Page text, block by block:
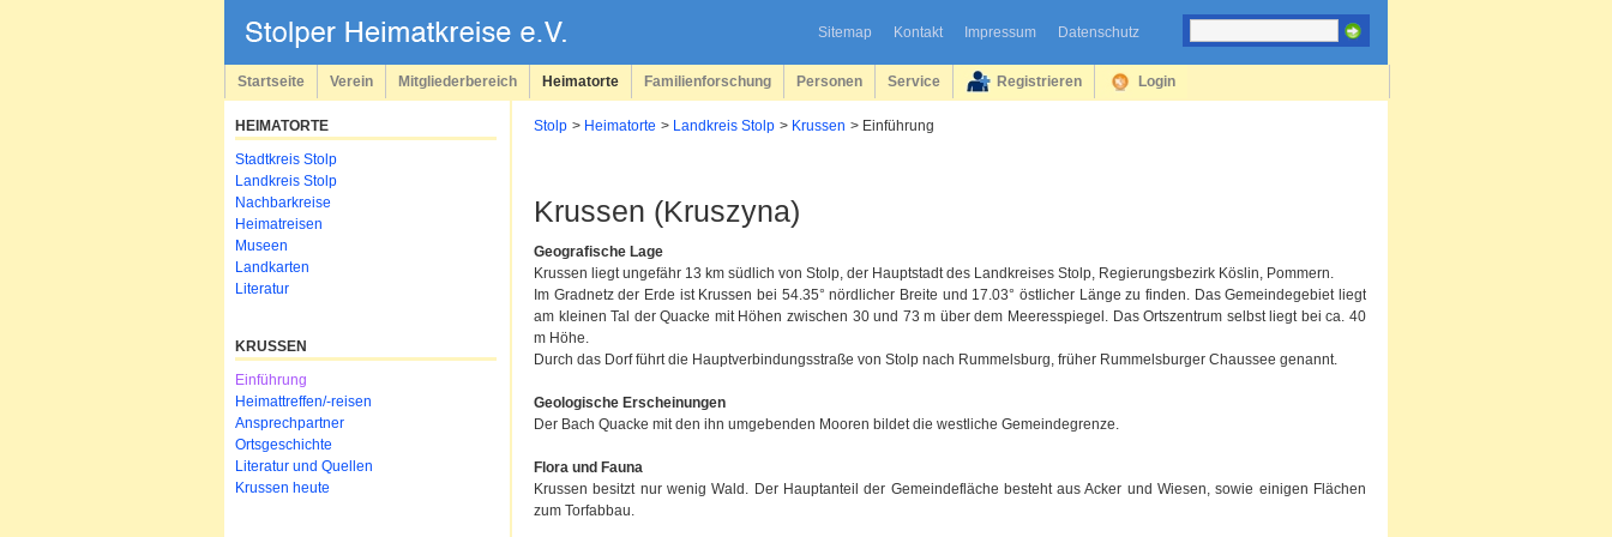
Sitemap Kontakt Impressum Datenschutz
überspringen
Startseite Verein Mitgliederbereich Heimatorte Familienforschung Personen Service Registrieren Login
Stolp Heimatorte Landkreis Stolp Krussen Einführung
Krussen (Kruszyna)
Geografische Lage
Krussen liegt ungefähr 13 km südlich von Stolp, der Hauptstadt des Landkreises Stolp, Regierungsbezirk Köslin, Pommern.
Im Gradnetz der Erde ist Krussen bei 54.35° nördlicher Breite und 17.03° östlicher Länge zu finden. Das Gemeindegebiet liegt
am kleinen Tal der Quacke mit Höhen zwischen 30 und 73 m über dem Meeresspiegel. Das Ortszentrum selbst liegt bei ca. 40
m Höhe.
Durch das Dorf führt die Hauptverbindungsstraße von Stolp nach Rummelsburg, früher Rummelsburger Chaussee genannt.
Geologische Erscheinungen
Der Bach Quacke mit den ihn umgebenden Mooren bildet die westliche Gemeindegrenze.
Flora und Fauna
Krussen besitzt nur wenig Wald. Der Hauptanteil der Gemeindefläche besteht aus Acker und Wiesen, sowie einigen Flächen
zum Torfabbau.
HEIMATORTE
Navigation
überspringen
Stadtkreis Stolp
Landkreis Stolp
Nachbarkreise
Heimatreisen
Museen
Landkarten
Literatur
KRUSSEN
Navigation
überspringen
Einführung
Heimattreffen/-reisen
Ansprechpartner
Ortsgeschichte
Literatur und Quellen
Krussen heute